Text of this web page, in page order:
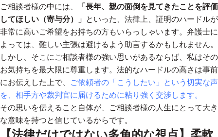
ご相談者様の中には、
「長年、親の面倒を見てきたことを評価
してほしい（寄与分）」 といった、法律上、証明のハードルが
非常に高いご希望をお持ちの方もいらっしゃいます。弁護士に
よっては、難しい主張は避けるよう助言するかもしれません。
しかし、そこにご相談者様の強い思いがあるならば、私はその
お気持ちを最大限に尊重します。法的なハードルの高さは事前
にお伝えした上で、
ご依頼者の「こうしたい」という切実な声
を、相手方や裁判官に届けるために粘り強く交渉します。
その思いを伝えること自体が、ご相談者様の人生にとって大き
な意味を持つと信じているからです。
【法律だけではない多角的な視点】柔軟